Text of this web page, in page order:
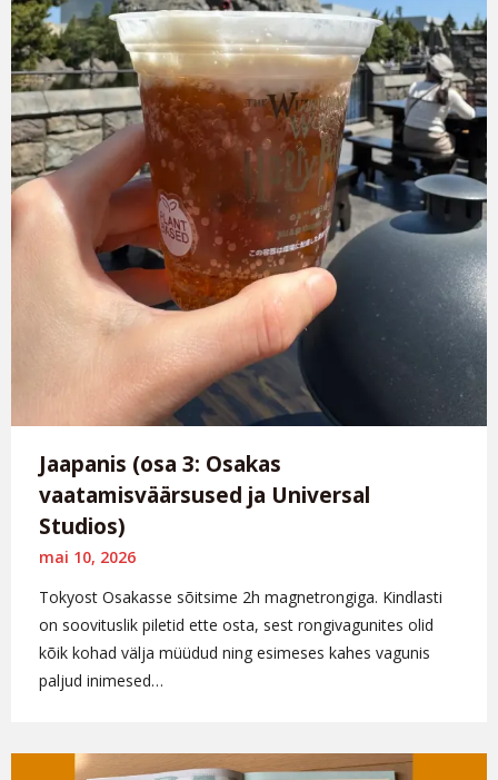
Jaapanis (osa 3: Osakas
vaatamisväärsused ja Universal
Studios)
mai 10, 2026
Tokyost Osakasse sõitsime 2h magnetrongiga. Kindlasti
on soovituslik piletid ette osta, sest rongivagunites olid
kõik kohad välja müüdud ning esimeses kahes vagunis
paljud inimesed…